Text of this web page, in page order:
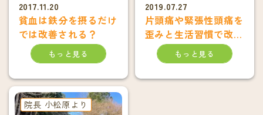
2017.11.20
貧血は鉄分を摂るだけ
では改善される？
もっと見る
2019.07.27
片頭痛や緊張性頭痛を
歪みと生活習慣で改善
しうようもっと見る
院長 小松原より